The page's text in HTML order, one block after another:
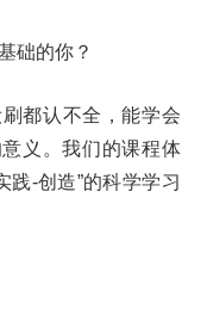
础的你？
都认不全，能学会
义。我们的课程体
践-创造”的科学学习